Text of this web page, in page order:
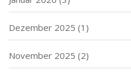
Dezember 2025 (1)
November 2025 (2)